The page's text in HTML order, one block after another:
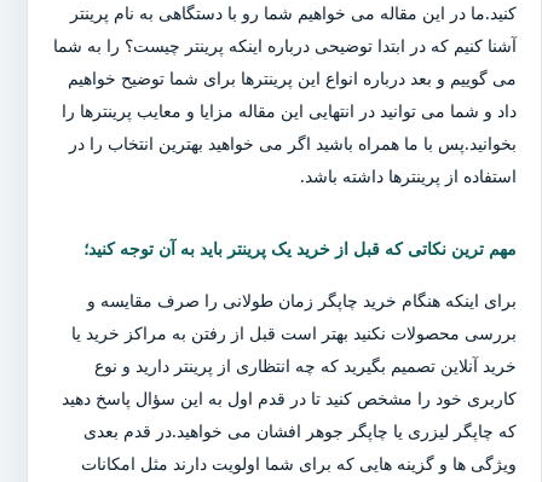
کنید.ما در این مقاله می خواهیم شما رو با دستگاهی به نام پرینتر
آشنا کنیم که در ابتدا توضیحی درباره اینکه پرینتر چیست؟ را به شما
می گوییم و بعد درباره انواع این پرینترها برای شما توضیح خواهیم
داد و شما می توانید در انتهایی این مقاله مزایا و معایب پرینترها را
بخوانید.پس با ما همراه باشید اگر می خواهید بهترین انتخاب را در
استفاده از پرینترها داشته باشد.
مهم ترین نکاتی که قبل از خرید یک پرینتر باید به آن توجه کنید؛
برای اینکه هنگام خرید چاپگر زمان طولانی را صرف مقایسه و
بررسی محصولات نکنید بهتر است قبل از رفتن به مراکز خرید یا
خرید آنلاین تصمیم بگیرید که چه انتظاری از پرینتر دارید و نوع
کاربری خود را مشخص کنید تا در قدم اول به این سؤال پاسخ دهید
که چاپگر لیزری یا چاپگر جوهر افشان می خواهید.در قدم بعدی
ویژگی ها و گزینه هایی که برای شما اولویت دارند مثل امکانات